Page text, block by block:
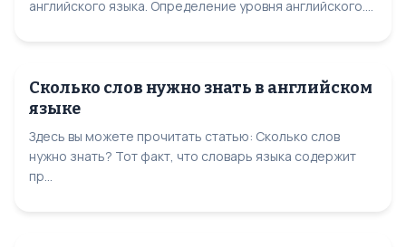
английского языка. Определение уровня английского....
Сколько слов нужно знать в английском
языке
Здесь вы можете прочитать статью: Сколько слов
нужно знать? Тот факт, что словарь языка содержит
пр...